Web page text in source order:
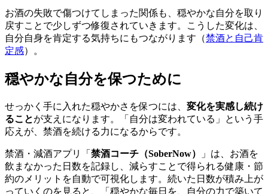
お酒の失敗で傷つけてしまった関係も、穏やかな自分を取り
戻すことで少しずつ修復されていきます。こうした変化は、
自分自身を肯定する気持ちにもつながります（禁酒と自己肯
定感）。
穏やかな自分を保つために
せっかく手に入れた穏やかさを保つには、 変化を実感し続け
ることが支えになります。「自分は変われている」という手
応えが、禁酒を続ける力になるからです。
禁酒・減酒アプリ「 禁酒コーチ（SoberNow）
」は、お酒を
飲まなかった日数を記録し、減らすことで得られる健康・節
約のメリットを自動で可視化します。続いた日数が積み上が
っていくのを見ると、「穏やかな毎日を、自分の力で築いて